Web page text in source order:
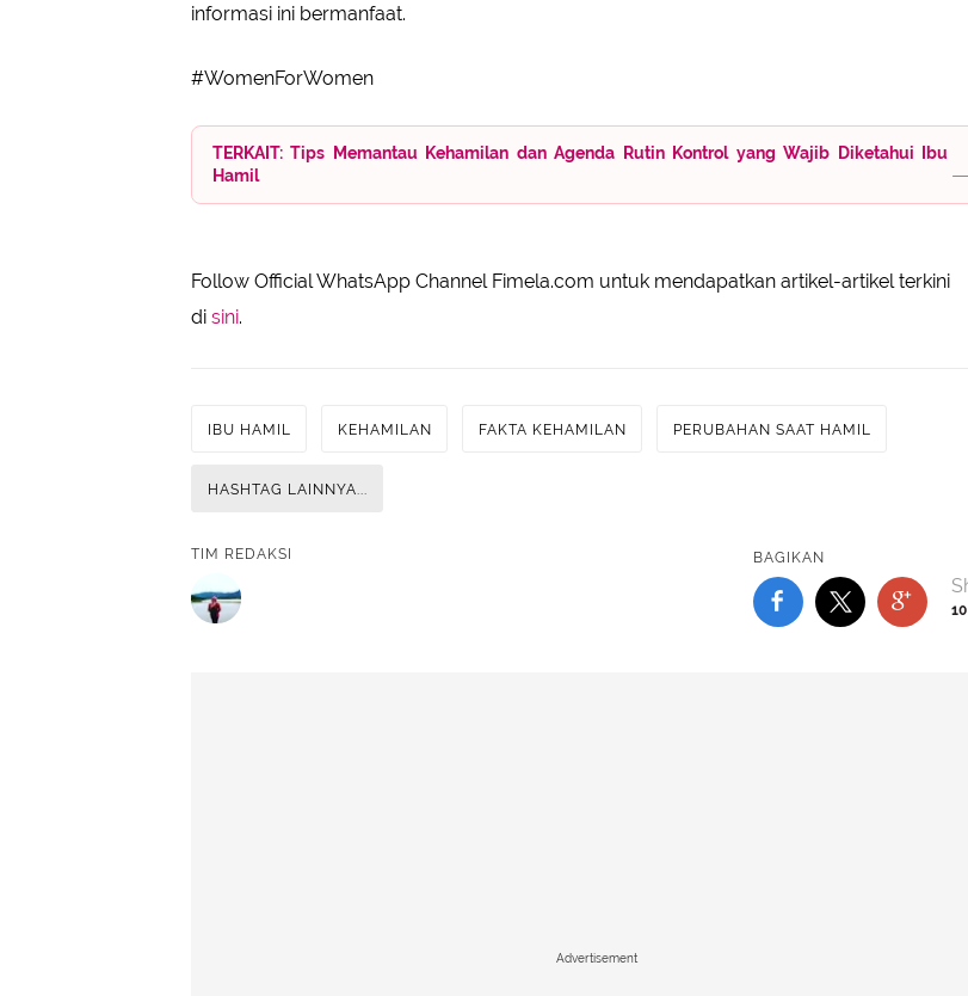
informasi ini bermanfaat.
#WomenForWomen
TERKAIT: Tips Memantau Kehamilan dan Agenda Rutin Kontrol yang Wajib Diketahui Ibu
Hamil
Follow Official WhatsApp Channel Fimela.com untuk mendapatkan artikel-artikel terkini
di sini.
IBU HAMIL KEHAMILAN FAKTA KEHAMILAN PERUBAHAN SAAT HAMIL
HASHTAG LAINNYA...
TIM REDAKSI BAGIKAN
10
Advertisement